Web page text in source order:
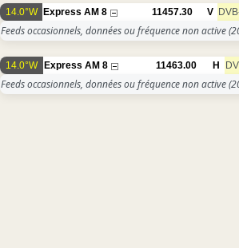
14.0°W Express AM 8 11457.30 V
Feeds occasionnels, données ou fréquence non active
14.0°W Express AM 8 11463.00 H
Feeds occasionnels, données ou fréquence non active